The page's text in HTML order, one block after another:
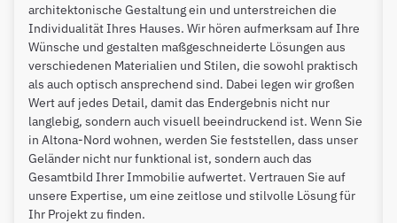
architektonische Gestaltung ein und unterstreichen die
Individualität Ihres Hauses. Wir hören aufmerksam auf Ihre
Wünsche und gestalten maßgeschneiderte Lösungen aus
verschiedenen Materialien und Stilen, die sowohl praktisch
als auch optisch ansprechend sind. Dabei legen wir großen
Wert auf jedes Detail, damit das Endergebnis nicht nur
langlebig, sondern auch visuell beeindruckend ist. Wenn Sie
in Altona-Nord wohnen, werden Sie feststellen, dass unser
Geländer nicht nur funktional ist, sondern auch das
Gesamtbild Ihrer Immobilie aufwertet. Vertrauen Sie auf
unsere Expertise, um eine zeitlose und stilvolle Lösung für
Ihr Projekt zu finden.